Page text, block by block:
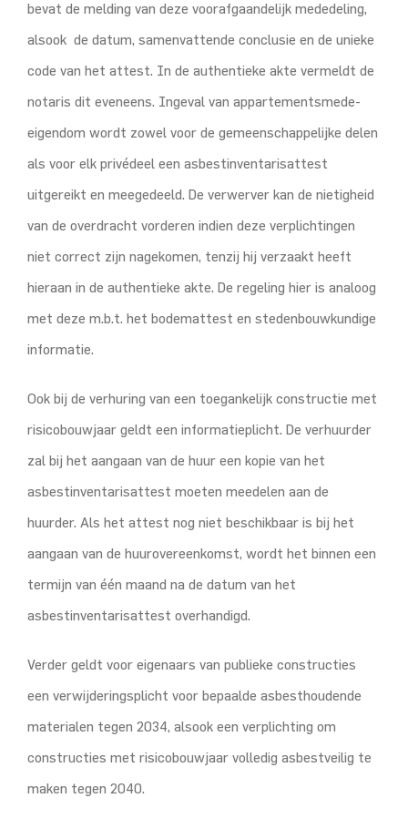
bevat de melding van deze voorafgaandelijk mededeling,
alsook de datum, samenvattende conclusie en de unieke
code van het attest. In de authentieke akte vermeldt de
notaris dit eveneens. Ingeval van appartementsmede-
eigendom wordt zowel voor de gemeenschappelijke delen
als voor elk privédeel een asbestinventarisattest
uitgereikt en meegedeeld. De verwerver kan de nietigheid
van de overdracht vorderen indien deze verplichtingen
niet correct zijn nagekomen, tenzij hij verzaakt heeft
hieraan in de authentieke akte. De regeling hier is analoog
met deze m.b.t. het bodemattest en stedenbouwkundige
informatie.
Ook bij de verhuring van een toegankelijk constructie met
risicobouwjaar geldt een informatieplicht. De verhuurder
zal bij het aangaan van de huur een kopie van het
asbestinventarisattest moeten meedelen aan de
huurder. Als het attest nog niet beschikbaar is bij het
aangaan van de huurovereenkomst, wordt het binnen een
termijn van één maand na de datum van het
asbestinventarisattest overhandigd.
Verder geldt voor eigenaars van publieke constructies
een verwijderingsplicht voor bepaalde asbesthoudende
materialen tegen 2034, alsook een verplichting om
constructies met risicobouwjaar volledig asbestveilig te
maken tegen 2040.